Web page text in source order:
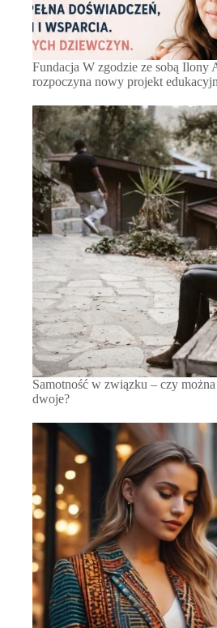
Fundacja W zgodzie ze sobą Ilony
rozpoczyna nowy projekt
Samotność w związku – czy
dwoje?